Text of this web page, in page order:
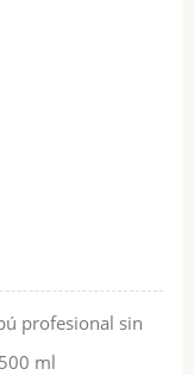
profesional sin
ml